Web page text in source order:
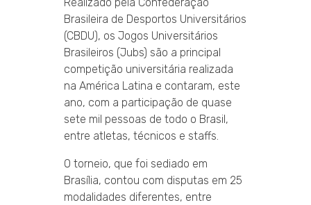
Brasileira de Desportos Universitários
(CBDU), os Jogos Universitários
Brasileiros (Jubs) são a principal
competição universitária realizada
na América Latina e contaram, este
ano, com a participação de quase
sete mil pessoas de todo o Brasil,
entre atletas, técnicos e staffs.
O torneio, que foi sediado em
Brasília, contou com disputas em 25
modalidades diferentes, entre